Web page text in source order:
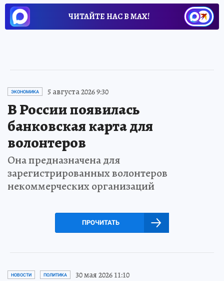
ЧИТАЙТЕ НАС В МАХ!
ЭКОНОМИКА 5 августа 2026 9:30
В России появилась
банковская карта для
волонтеров
Она предназначена для
зарегистрированных волонтеров
некоммерческих организаций
ПРОЧИТАТЬ
НОВОСТИ ПОЛИТИКА 30 мая 2026 11:10